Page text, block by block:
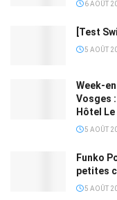
6 AOÛT
[Test
5 AOÛT
Week-
Vosges
Hôtel
5 AOÛT
Funko
petites
5 AOÛT